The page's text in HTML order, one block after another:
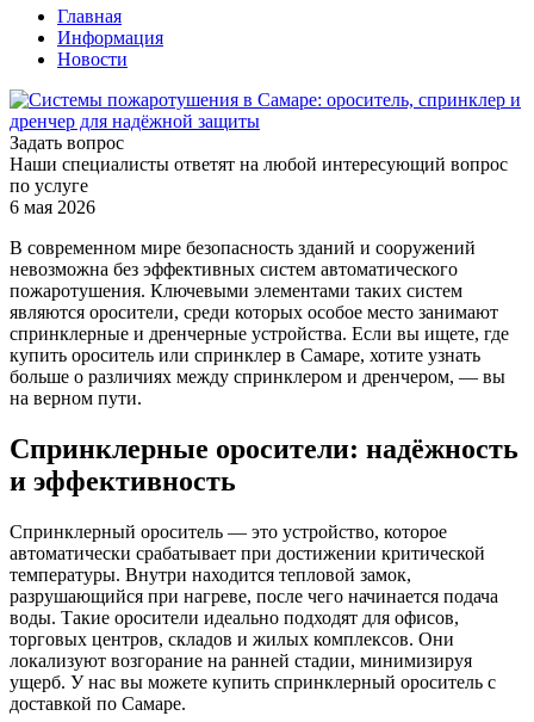
Главная
Информация
Новости
Задать вопрос
Наши специалисты ответят на любой интересующий вопрос
по услуге
6 мая 2026
В современном мире безопасность зданий и сооружений
невозможна без эффективных систем автоматического
пожаротушения. Ключевыми элементами таких систем
являются оросители, среди которых особое место занимают
спринклерные и дренчерные устройства. Если вы ищете, где
купить ороситель или спринклер в Самаре, хотите узнать
больше о различиях между спринклером и дренчером, — вы
на верном пути.
Спринклерные оросители: надёжность
и эффективность
Спринклерный ороситель — это устройство, которое
автоматически срабатывает при достижении критической
температуры. Внутри находится тепловой замок,
разрушающийся при нагреве, после чего начинается подача
воды. Такие оросители идеально подходят для офисов,
торговых центров, складов и жилых комплексов. Они
локализуют возгорание на ранней стадии, минимизируя
ущерб. У нас вы можете купить спринклерный ороситель с
доставкой по Самаре.